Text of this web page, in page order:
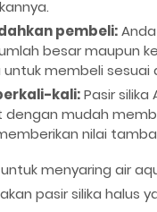
pembeli:
besar maupun
membeli sesuai
kali:Pasir
mudah
nilai
menyaring air
pasir silika halus